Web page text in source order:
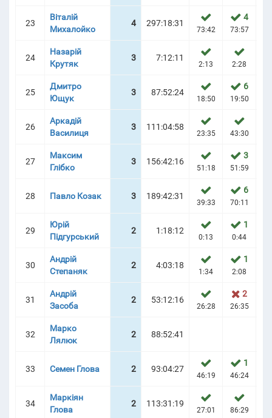
23
Віталій
Михалойко
4 297:18:31
73:42
4
73:57
24
Назарій
Крутяк
3 7:12:11
2:13 2:28
25
Дмитро
Ющук
3 87:52:24
18:50
6
19:50
26
Аркадій
Василиця
3 111:04:58
23:35 43:30
27
Максим
Глібко
3 156:42:16
51:18
3
51:59
28 Павло Козак 3 189:42:31
39:33
6
70:11
29
Юрій
Підгурський
2 1:18:12
0:13
1
0:44
30
Андрій
Степаняк
2 4:03:18
1:34
1
2:08
31
Андрій
Засоба
2 53:12:16
26:28
2
26:35
32
Марко
Лялюк
2 88:52:41
33 Семен Глова 2 93:04:27
46:19
1
46:24
34
Маркіян
Глова
2 113:31:19
27:01 86:29